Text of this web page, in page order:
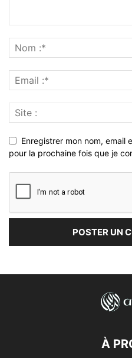
Enregistrer mon nom, email
pour la prochaine fois que je
À